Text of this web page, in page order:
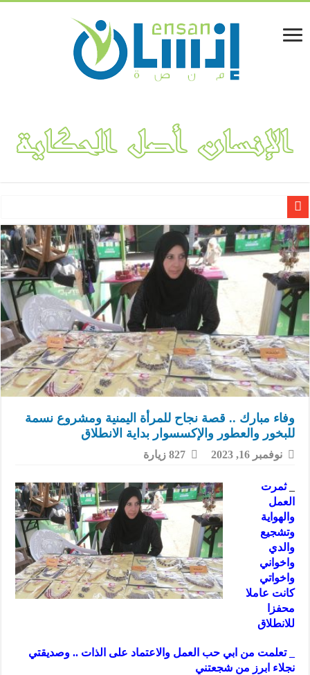
لينا المفلحي.. قصة نجاح مشروع “فكتوريا بوتيك” لتصميم وهندسة
وفاء مبارك .. قصة نجاح للمرأة اليمنية ومشروع نسمة
للبخور والعطور والإكسسوار بداية الانطلاق
نوفمبر 16, 2023 827 زيارة
_ثمرت
العمل
والهواية
وتشجيع
والدي
واخواني
واخواتي
كانت عاملا
محفزا
للانطلاق
_ تعلمت من ابي حب العمل والاعتماد على الذات .. وصديقتي
نجلاء ابرز من شجعتني